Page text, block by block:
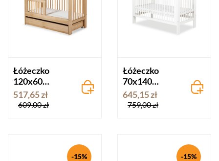
Łóżeczko
120x60
OLIVIA buk
517,65 zł
609,00 zł
Łóżeczko
70x140
OLIVIA białe
645,15 zł
759,00 zł
-15% -15%